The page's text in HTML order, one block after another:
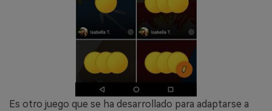
Es otro juego que se ha desarrollado para adaptarse a